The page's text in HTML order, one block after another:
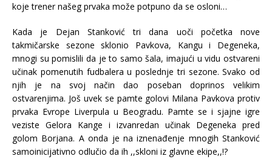
koje trener našeg prvaka može potpuno da se osloni…
Kada je Dejan Stanković tri dana uoči početka nove
takmičarske sezone sklonio Pavkova, Kangu i Degeneka,
mnogi su pomislili da je to samo šala, imajući u vidu ostvareni
učinak pomenutih fudbalera u poslednje tri sezone. Svako od
njih je na svoj način dao poseban doprinos velikim
ostvarenjima. Još uvek se pamte golovi Milana Pavkova protiv
prvaka Evrope Liverpula u Beogradu. Pamte se i sjajne igre
veziste Gelora Kange i izvanredan učinak Degeneka pred
golom Borjana. A onda je na iznenađenje mnogih Stanković
samoinicijativno odlučio da ih ,,skloni iz glavne ekipe,,!?